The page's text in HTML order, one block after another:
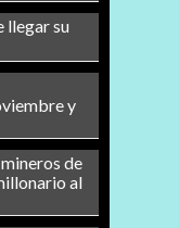
llegar su
y
de
al